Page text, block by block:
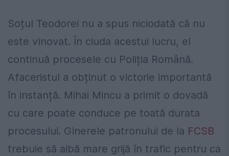
Soțul Teodorei nu a spus niciodată că nu
este vinovat. În ciuda acestui lucru, el
continuă procesele cu Poliția Română.
Afaceristul a obținut o victorie importantă
în instanță. Mihai Mincu a primit o dovadă
cu care poate conduce pe toată durata
procesului. Ginerele patronului de la FCSB
trebuie să aibă mare grijă în trafic pentru ca